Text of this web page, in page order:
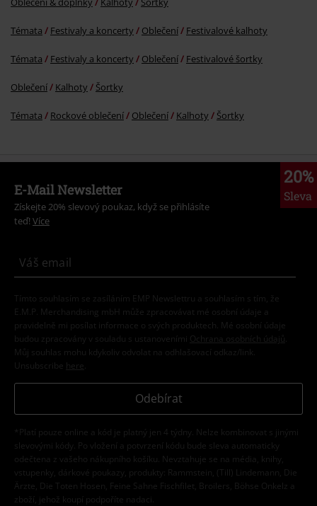
Témata Festivaly a koncerty Oblečení Festivalové kalhoty
Témata Festivaly a koncerty Oblečení Festivalové šortky
Oblečení Kalhoty Šortky
Témata Rockové oblečení Oblečení Kalhoty Šortky
20%
Sleva
E-Mail Newsletter
Získejte 20% slevový poukaz, když se přihlásíte
teď! Více
Tímto souhlasím se zasíláním EMP Newslettru a souhlasím s tím, že
E.M.P. Merchandising mbH může zpracovávat mé osobní údaje a
pravidelně mi posílat informace o svých produktech. Mé osobní údaje
budou zpracovány v souladu s ustanoveními
Ochrana osobních údajů
Můj souhlas mohu kdykoliv odvolat na odhlašovací odkaz/link.
Unsubscribe here
Odebírat
*Platí pouze online a kód je platný jen 4 týdny. Nelze kombinovat s jinými
slevovými kódy. Po vložení a potvrzení kódu bude sleva automaticky
odečtena z vašeho nákupního košíku. Nevztahuje se na média, knihy,
vstupenky, dárkové poukazy, produkty: Rammstein, (Till) Lindemann, Die
Ärzte, Die Toten Hosen, Feine Sahne Fischfilet, Broilers, Böhse Onkelz a
zboží, jehož koupí podpoříte nadaci.